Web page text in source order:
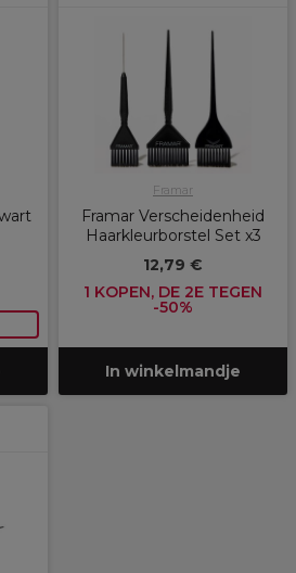
Framar
Framar Verscheidenheid
Haarkleurborstel Set x3
12,79 €
1 KOPEN, DE 2E TEGEN
-50%
In winkelmandje